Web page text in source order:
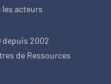
acteurs
depuis 2002
de Ressources